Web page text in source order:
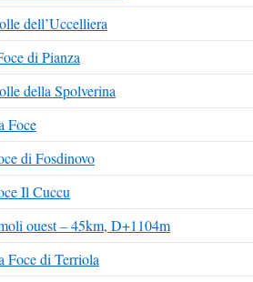
dell’Uccelliera
di Pianza
della Spolverina
Foce
di Fosdinovo
Il Cuccu
ouest – 45km, D+1104m
Foce di Terriola